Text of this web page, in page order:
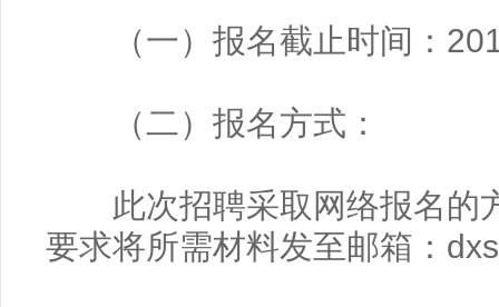
（一） 报名截止时间：
（二）报名方式：
此次招聘采取网络报名的
要求将所需材料发至邮箱：